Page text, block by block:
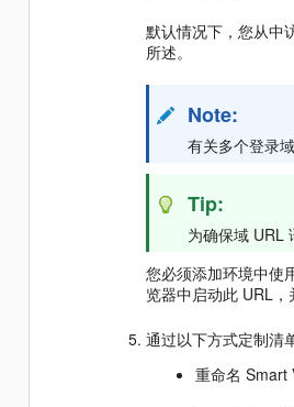
默认情况下，您从中
所述。
Note:
有关多个登录
Tip:
为确保域 URL
您必须添加环境中使
览器中启动此 URL
通过以下方式定制清
重命名 Smart